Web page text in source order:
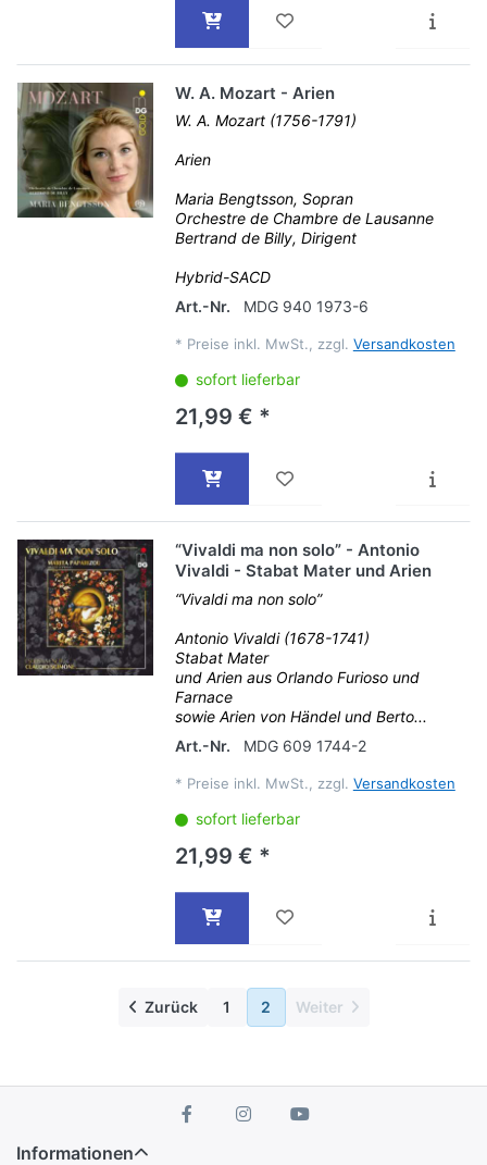
W. A. Mozart - Arien
W. A. Mozart (1756-1791)
Arien
Maria Bengtsson, Sopran
Orchestre de Chambre de Lausanne
Bertrand de Billy, Dirigent
Hybrid-SACD
Art.-Nr.
MDG 940 1973-6
* Preise inkl. MwSt., zzgl. Versandkosten
sofort lieferbar
21,99 € *
“Vivaldi ma non solo” - Antonio
Vivaldi - Stabat Mater und Arien
“Vivaldi ma non solo”
Antonio Vivaldi (1678-1741)
Stabat Mater
und Arien aus Orlando Furioso und
Farnace
sowie Arien von Händel und Berto...
Art.-Nr.
MDG 609 1744-2
* Preise inkl. MwSt., zzgl. Versandkosten
sofort lieferbar
21,99 € *
Zurück 1 2 Weiter
Informationen